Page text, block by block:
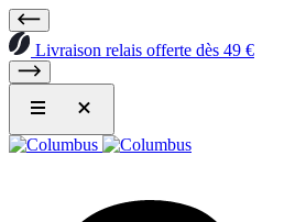
Livraison relais offerte dès 49 €